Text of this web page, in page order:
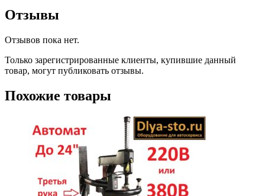
Отзывы
Отзывов пока нет.
Только зарегистрированные клиенты, купившие данный
товар, могут публиковать отзывы.
Похожие товары